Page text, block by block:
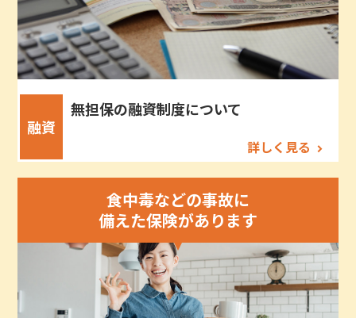
融資
無担保の融資制度について
詳しく見る
食中毒などの事故に
備えた保険があります